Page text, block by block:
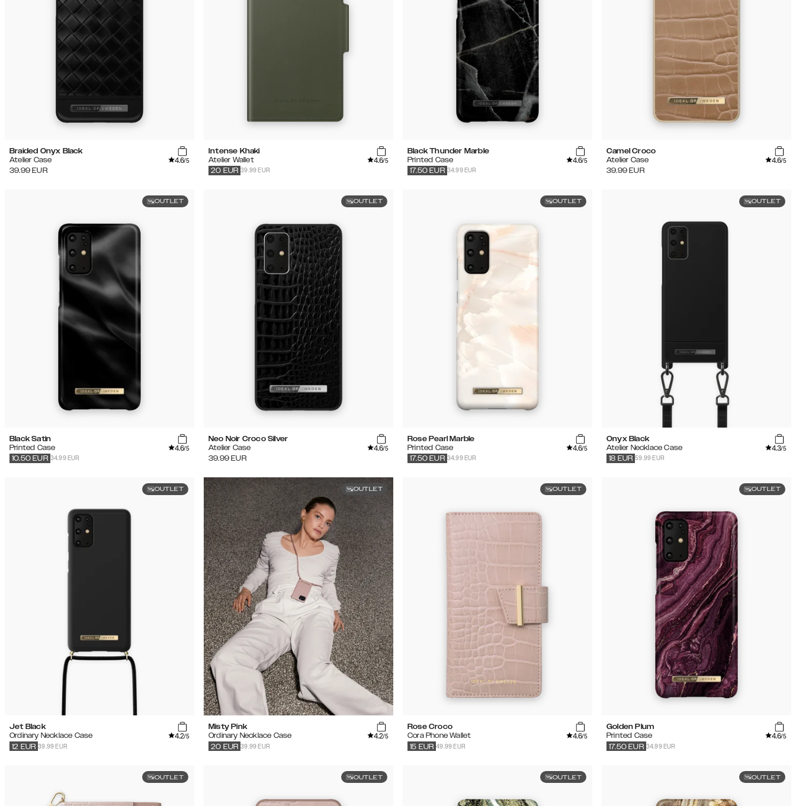
Braided Onyx Black
Atelier Case
4.6/5
39.99 EUR
Intense Khaki
Atelier Wallet
4.6/5
39.99 EUR
20 EUR
Black Thunder Marble
Printed Case
4.6/5
34.99 EUR
17.50 EUR
Camel Croco
Atelier Case
4.6/5
39.99 EUR
OUTLET
Black Satin
Printed Case
4.6/5
34.99 EUR
10.50 EUR
OUTLET
Neo Noir Croco Silver
Atelier Case
4.6/5
39.99 EUR
OUTLET
Rose Pearl Marble
Printed Case
4.6/5
34.99 EUR
17.50 EUR
OUTLET
Onyx Black
Atelier Necklace Case
4.3/5
59.99 EUR
18 EUR
OUTLET
Jet Black
Ordinary Necklace Case
4.2/5
39.99 EUR
12 EUR
OUTLET
Misty Pink
Ordinary Necklace Case
4.2/5
39.99 EUR
20 EUR
OUTLET
Rose Croco
Cora Phone Wallet
4.6/5
49.99 EUR
15 EUR
OUTLET
Golden Plum
Printed Case
4.6/5
34.99 EUR
17.50 EUR
OUTLET OUTLET OUTLET OUTLET